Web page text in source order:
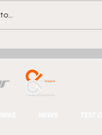
| la quinta
del gran